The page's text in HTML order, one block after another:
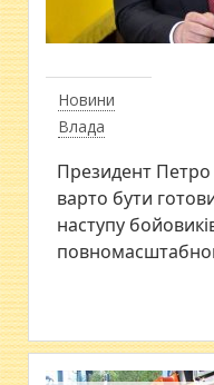
Новини
Влада
Президент
варто бути
наступу